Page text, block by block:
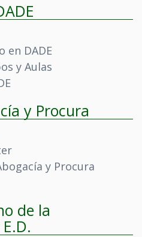
en DADE
y Aulas
y Procura
y Procura
de la